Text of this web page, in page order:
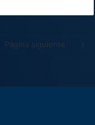
Página siguiente